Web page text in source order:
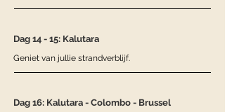
Dag 14 - 15: Kalutara
Geniet van jullie strandverblijf.
Dag 16: Kalutara - Colombo - Brussel